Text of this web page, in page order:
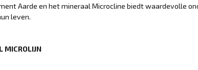
Aarde en het mineraal Microcline biedt waardevolle
leven.
MICROLIJN